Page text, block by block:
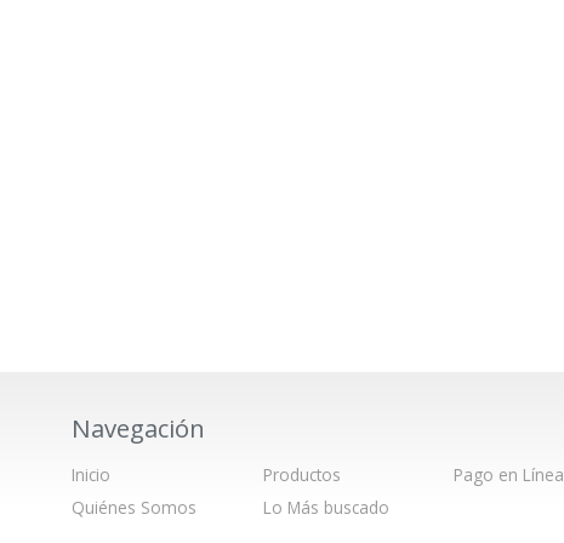
Navegación
Inicio
Quiénes Somos
Productos
Lo Más buscado
Pago en Línea